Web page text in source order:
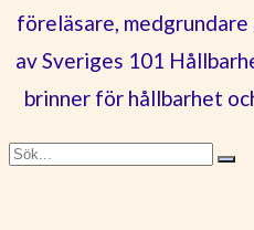
föreläsare,
av Sveriges 101
brinner för hållbarhet